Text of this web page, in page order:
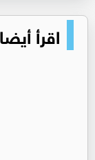
اقرأ أيضا